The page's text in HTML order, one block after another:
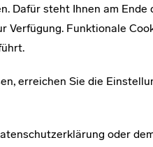
Dafür steht Ihnen am Ende
Verfügung. Funktionale
erreichen Sie die
oder
ein Student erlebte, in: ars, Heft 2.
6, Teil 1. Irena Blühová und
Leipzig.
zur Waffe zu schmieden'.
ketterer/catalogue-id-
Irena Blühová and